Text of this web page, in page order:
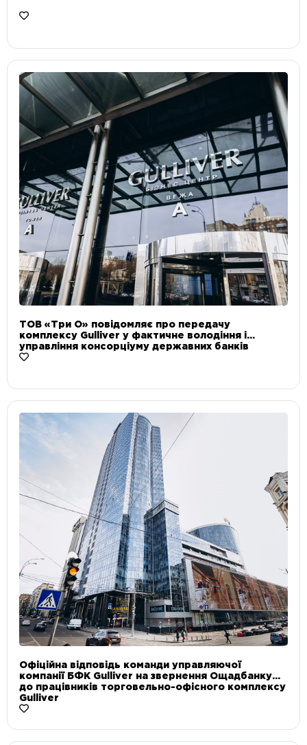
ТОВ «Три О» повідомляє про передачу
комплексу Gulliver у фактичне володіння і
управління консорціуму державних банків
Офіційна відповідь команди управляючої
компанії БФК Gulliver на звернення Ощадбанку
до працівників торговельно-офісного комплексу
Gulliver